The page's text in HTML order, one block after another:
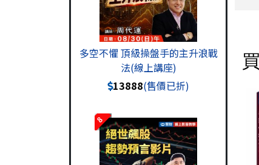
多空不懼 頂級操盤手的主升浪戰
法(線上講座)
13888(售價已折)
8